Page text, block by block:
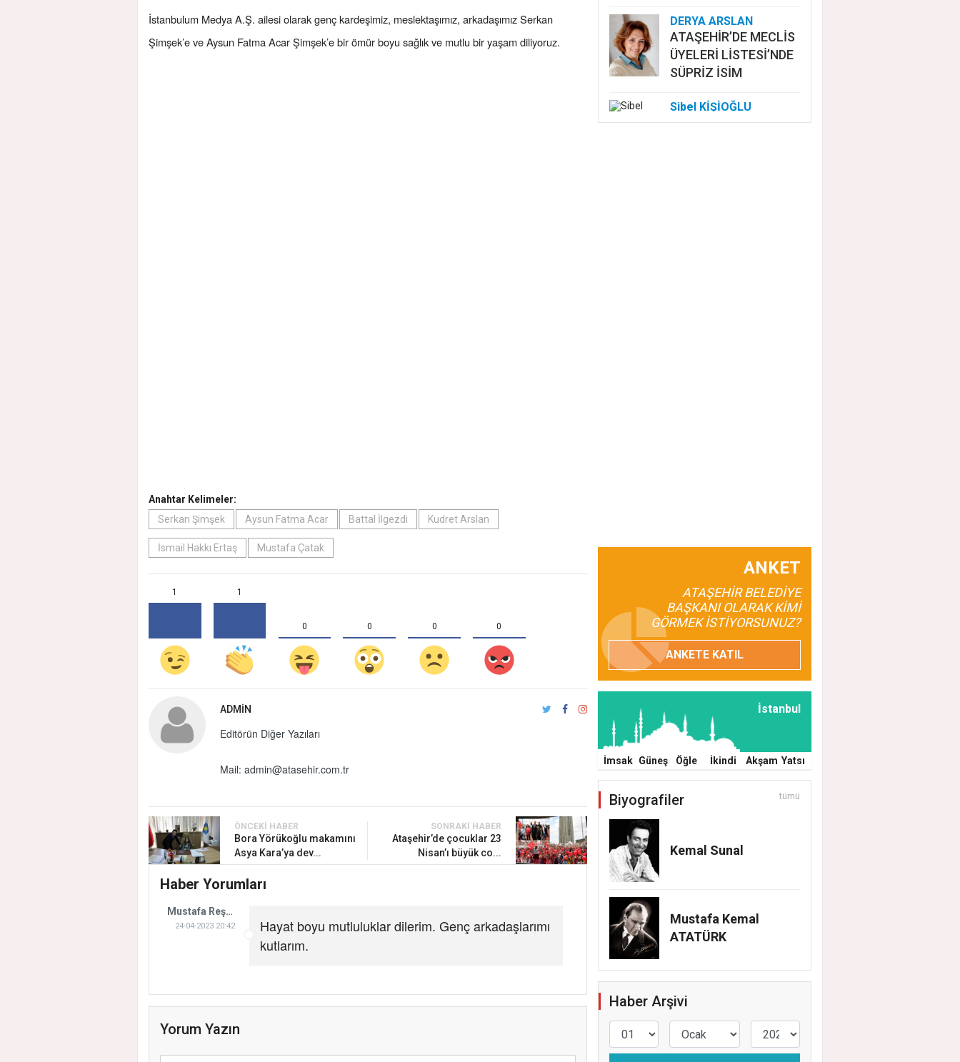
İstanbulum Medya A.Ş. ailesi olarak genç kardeşimiz, meslektaşımız, arkadaşımız Serkan
Şimşek’e ve Aysun Fatma Acar Şimşek’e bir ömür boyu sağlık ve mutlu bir yaşam diliyoruz.
Anahtar Kelimeler:
Serkan Şimşek
Aysun Fatma Acar Battal İlgezdi Kudret Arslan
İsmail Hakkı Ertaş Mustafa Çatak
1 1
0 0 0 0
ADMIN
Editörün Diğer Yazıları
Mail: admin@atasehir.com.tr
ÖNCEKI HABER
Bora Yörükoğlu makamını
Asya Kara’ya dev...
SONRAKI HABER
Ataşehir’de çocuklar 23
Nisan’ı büyük co...
Haber Yorumları
Mustafa Reşit Başbay
24-04-2023 20:42
Hayat boyu mutluluklar dilerim. Genç arkadaşlarımı
kutlarım.
Yorum Yazın
DERYA ARSLAN
ATAŞEHİR’DE MECLİS
ÜYELERİ LİSTESİ’NDE
SÜPRİZ İSİM
Sibel KİŞİOĞLU
EUROVISION'DA
ANKET
ATAŞEHİR BELEDİYE
BAŞKANI OLARAK KİMİ
GÖRMEK İSTİYORSUNUZ?
ANKETE KATIL
İstanbul
İmsak Güneş Öğle İkindi Akşam Yatsı
Biyografiler tümü
Kemal Sunal
Mustafa Kemal
ATATÜRK
Haber Arşivi